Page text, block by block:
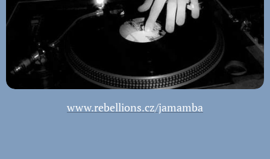
www.rebellions.cz/jamamba